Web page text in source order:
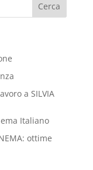
Cerca
a SILVIA
Italiano
ottime